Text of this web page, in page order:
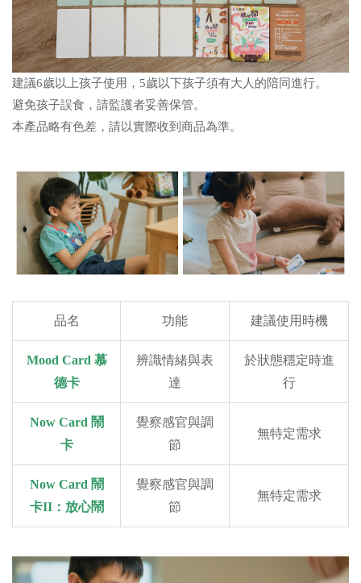
建議6歲以上孩子使用，5歲以下孩子須有大人的陪同進行。
避免孩子誤食，請監護者妥善保管。
本產品略有色差，請以實際收到商品為準。
品名 功能 建議使用時機
Mood Card 慕
德卡
辨識情緒與表
達
於狀態穩定時進
行
Now Card 鬧
卡
覺察感官與調
節
無特定需求
Now Card 鬧
卡II：放心鬧
覺察感官與調
節
無特定需求